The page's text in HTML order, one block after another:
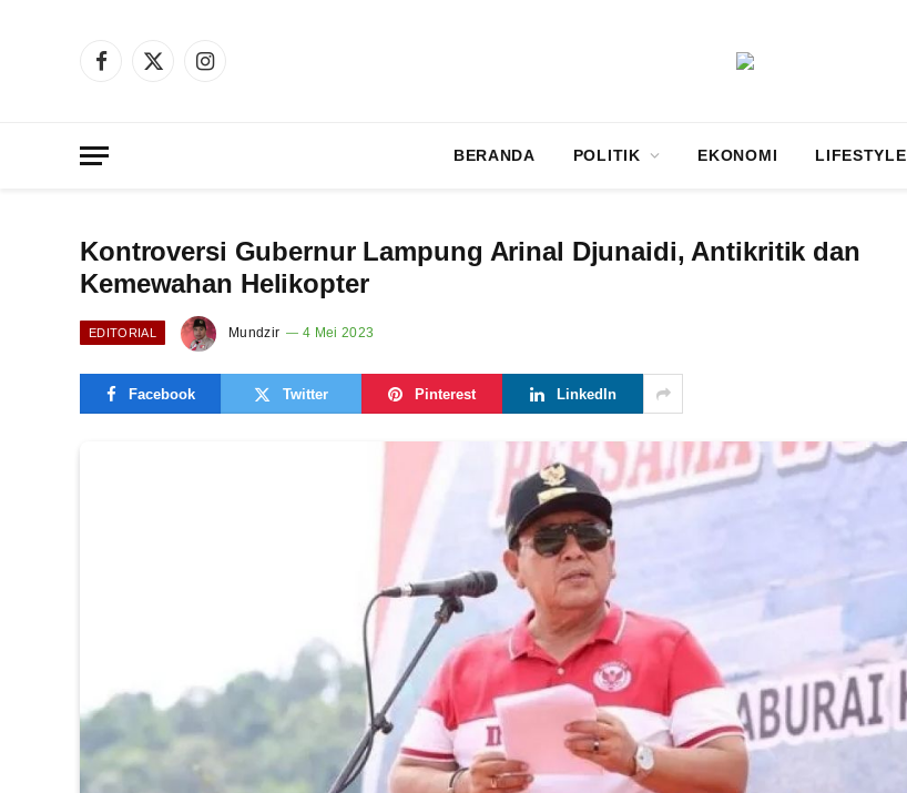
Facebook
X
Instagram
BERANDA POLITIK EKONOMI LIFESTYLE
Kontroversi Gubernur Lampung Arinal Djunaidi, Antikritik dan
Kemewahan Helikopter
EDITORIAL Mundzir 4 Mei 2023
Facebook Twitter Pinterest LinkedIn